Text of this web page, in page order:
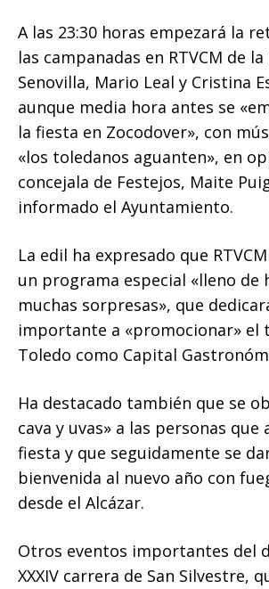
A las 23:30 horas empezará la
las campanadas en RTVCM de
Senovilla, Mario Leal y Cristina
aunque media hora antes se
la fiesta en Zocodover», con
«los toledanos aguanten», en
concejala de Festejos, Maite
informado el Ayuntamiento.
La edil ha expresado que
un programa especial «lleno de
muchas sorpresas», que
importante a «promocionar» el
Toledo como Capital
Ha destacado también que se
cava y uvas» a las personas que
fiesta y que seguidamente se
bienvenida al nuevo año con
desde el Alcázar.
Otros eventos importantes del
XXXIV carrera de San Silvestre,